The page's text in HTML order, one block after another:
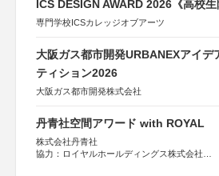
ICS DESIGN AWARD 2026《高校生
専門学校ICSカレッジオブアーツ
大阪ガス都市開発URBANEXアイデ
ティション2026
大阪ガス都市開発株式会社
丹青社空間アワード with ROYAL
株式会社丹青社
協力：ロイヤルホールディングス株式会社